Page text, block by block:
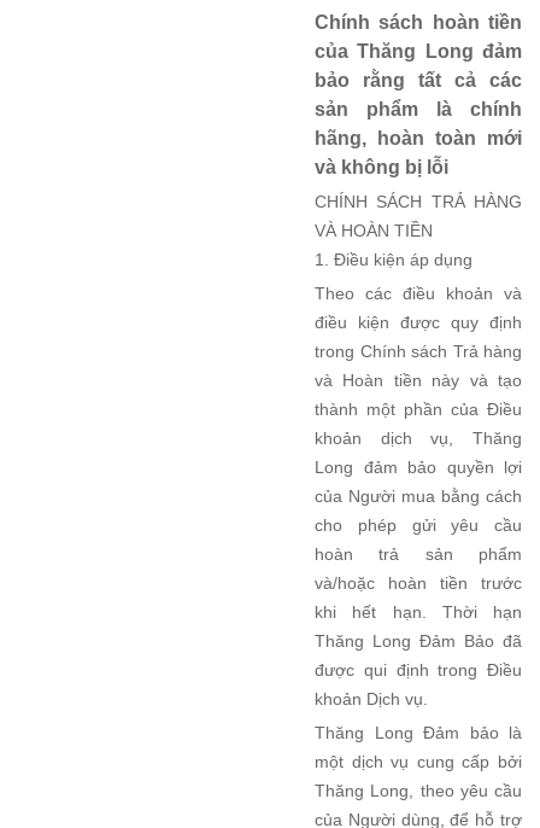
Chính sách hoàn tiền
của Thăng Long đảm
bảo rằng tất cả các
sản phẩm là chính
hãng, hoàn toàn mới
và không bị lỗi
CHÍNH SÁCH TRẢ HÀNG
VÀ HOÀN TIỀN
1. Điều kiện áp dụng
Theo các điều khoản và
điều kiện được quy định
trong Chính sách Trả hàng
và Hoàn tiền này và tạo
thành một phần của Điều
khoản dịch vụ, Thăng
Long đảm bảo quyền lợi
của Người mua bằng cách
cho phép gửi yêu cầu
hoàn trả sản phẩm
và/hoặc hoàn tiền trước
khi hết hạn. Thời hạn
Thăng Long Đảm Bảo đã
được qui định trong Điều
khoản Dịch vụ.
Thăng Long Đảm bảo là
một dịch vụ cung cấp bởi
Thăng Long, theo yêu cầu
của Người dùng, để hỗ trợ